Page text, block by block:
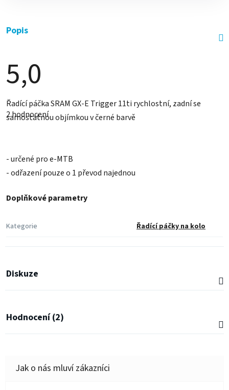
Popis
5,0
Průměrné
hodnocení
produktu
hvězdiček.
2 hodnocení
Řadící páčka SRAM GX-E Trigger 11ti rychlostní, zadní se
samostatnou objímkou v černé barvě
- určené pro e-MTB
- odřazení pouze o 1 převod najednou
Doplňkové parametry
Kategorie Řadící páčky na kolo
Diskuze
Hodnocení (2)